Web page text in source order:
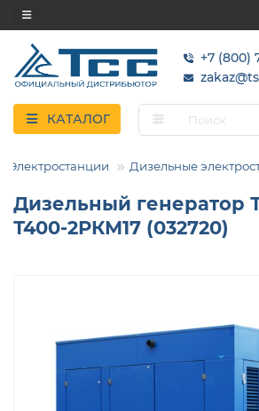
+7 (800)
КАТАЛОГ
Электростанции Дизельные
Дизельный генератор
Т400-2РКМ17 (032720)